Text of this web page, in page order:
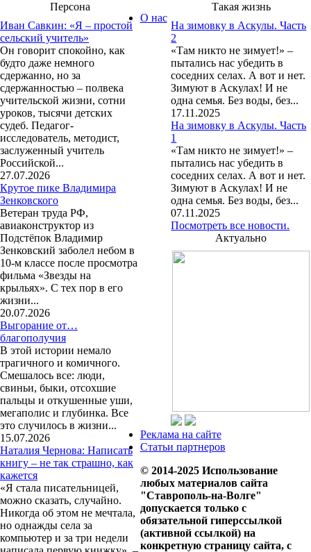
Персона
Иван Савкин: «Я – простой
сельский учитель»
Он говорит спокойно, как
будто даже немного
сдержанно, но за
сдержанностью – полвека
учительской жизни, сотни
уроков, тысячи детских
судеб. Педагог-
исследователь, методист,
заслуженный учитель
Российской...
27.07.2026
Крутое пике Владимира
Зенковского
Ветеран труда РФ,
авиаконструктор из
Подстёпок Владимир
Зенковский заболел небом в
10-м классе после просмотра
фильма «Звезды на
крыльях». С тех пор в его
жизни...
20.07.2026
Выгорание от…
благополучия
В этой истории немало
трагичного и комичного.
Смешалось все: люди,
свиньи, быки, отсохшие
пальцы и откушенные уши,
мегаполис и глубинка. Все
это случилось в жизни...
15.07.2026
Наталия Чернова: Написать
книгу – не так страшно, как
кажется
«Я стала писательницей,
можно сказать, случайно.
Никогда об этом не мечтала,
но однажды села за
компьютер и за три недели
Такая жизнь
На зимовку в Аскулы. Часть
2
«Там никто не зимует!» –
пытались нас убедить в
соседних селах. А вот и нет.
Зимуют в Аскулах! И не
одна семья. Без воды, без...
17.11.2025
На зимовку в Аскулы. Часть
1
«Там никто не зимует!» –
пытались нас убедить в
соседних селах. А вот и нет.
Зимуют в Аскулах! И не
одна семья. Без воды, без...
07.11.2025
Посмотреть все новости.
Актуально
О нас
Реклама на сайте
Статьи партнеров
© 2014-2025 Использование
любых материалов сайта
"Ставрополь-на-Волге"
допускается только с
обязательной гиперссылкой
(активной ссылкой) на
конкретную страницу сайта, с